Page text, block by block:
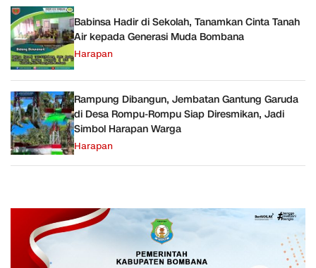
Babinsa Hadir di Sekolah, Tanamkan Cinta Tanah
Air kepada Generasi Muda Bombana
Harapan
Rampung Dibangun, Jembatan Gantung Garuda
di Desa Rompu-Rompu Siap Diresmikan, Jadi
Simbol Harapan Warga
Harapan